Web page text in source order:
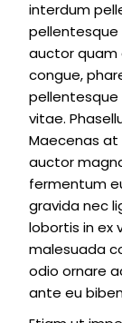
interdum
pellentesque
auctor quam
congue,
pellentesque
vitae.
Maecenas
auctor
fermentum
gravida nec
lobortis in ex
malesuada
odio ornare
ante eu